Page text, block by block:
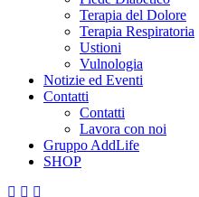
Terapia del Dolore
Terapia Respiratoria
Ustioni
Vulnologia
Notizie ed Eventi
Contatti
Contatti
Lavora con noi
Gruppo AddLife
SHOP